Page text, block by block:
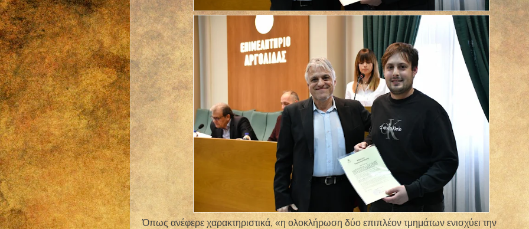
Όπως ανέφερε χαρακτηριστικά, «η ολοκλήρωση δύο επιπλέον τμημάτων ενισχύει την